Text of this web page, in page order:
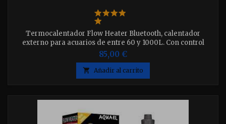
Termocalentador Flow Heater Bluetooth, calentador
externo para acuarios de entre 60 y 1000L. Con control
Bluetooth permite regular la potencia entre 50W y 500W.
Con modo dia y noche y sensores de protección.
85,00 €
 Añadir al carrito